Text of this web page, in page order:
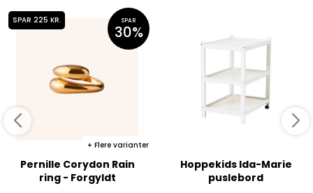
SPAR 225 KR. SPAR
30%
Flere varianter
Pernille Corydon Rain
ring - Forgyldt
Hoppekids Ida-Marie
puslebord